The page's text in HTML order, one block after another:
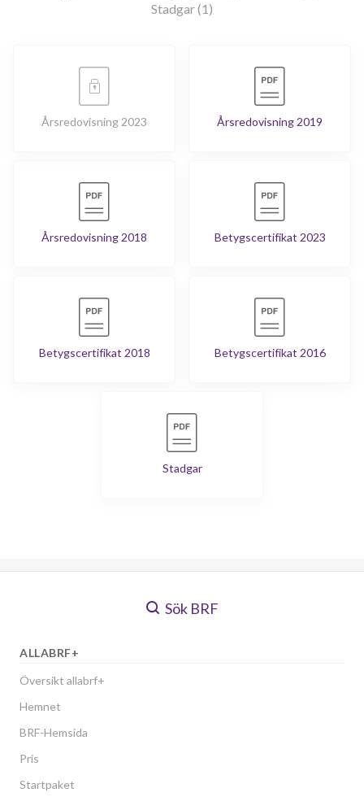
Stadgar (1)
Årsredovisning 2023 Årsredovisning 2019
Årsredovisning 2018 Betygscertifikat 2023
Betygscertifikat 2018 Betygscertifikat 2016
Stadgar
Sök BRF
ALLABRF+
Översikt allabrf+
Hemnet
BRF-Hemsida
Pris
Startpaket